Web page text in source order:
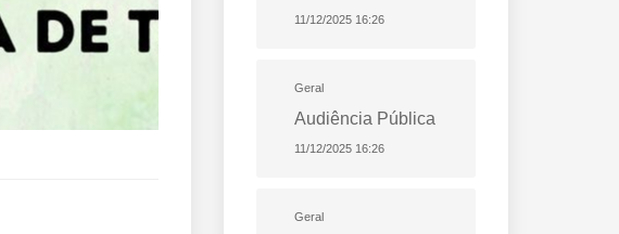
11/12/2025 16:26
Geral
Audiência Pública
11/12/2025 16:26
Geral